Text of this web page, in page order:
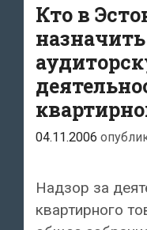
за
год
для
Кто в
04.11.2006
Надзор за
квартирного